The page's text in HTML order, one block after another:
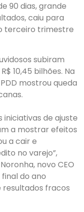
90 dias, grande
caiu para
terceiro trimestre
subiram
10,45 bilhões. Na
mostrou queda
iniciativas de ajuste
a mostrar efeitos
a cair e
no varejo”,
novo CEO
do ano
resultados fracos